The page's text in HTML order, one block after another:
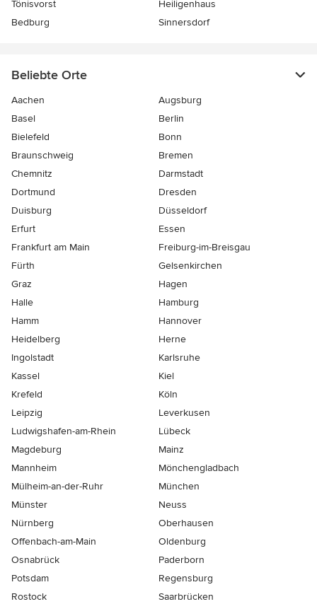
Tönisvorst
Heiligenhaus
Bedburg
Sinnersdorf
Beliebte Orte
Aachen
Augsburg
Basel
Berlin
Bielefeld
Bonn
Braunschweig
Bremen
Chemnitz
Darmstadt
Dortmund
Dresden
Duisburg
Düsseldorf
Erfurt
Essen
Frankfurt am Main
Freiburg-im-Breisgau
Fürth
Gelsenkirchen
Graz
Hagen
Halle
Hamburg
Hamm
Hannover
Heidelberg
Herne
Ingolstadt
Karlsruhe
Kassel
Kiel
Krefeld
Köln
Leipzig
Leverkusen
Ludwigshafen-am-Rhein
Lübeck
Magdeburg
Mainz
Mannheim
Mönchen­gladbach
Mülheim-an-der-Ruhr
München
Münster
Neuss
Nürnberg
Oberhausen
Offenbach-am-Main
Oldenburg
Osnabrück
Paderborn
Potsdam
Regensburg
Rostock
Saarbrücken